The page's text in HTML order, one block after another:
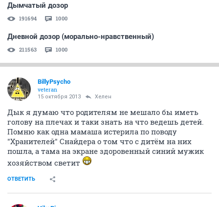
Дымчатый дозор
191694 1000
Дневной дозор (морально-нравственный)
211563 1000
BillyPsycho
veteran
15 октября 2013 Хелен
Дык я думаю что родителям не мешало бы иметь
голову на плечах и таки знать на что ведешь детей.
Помню как одна мамаша истерила по поводу
"Хранителей" Снайдера о том что с дитём на них
пошла, а тама на экране здоровенный синий мужик
хозяйством светит
ОТВЕТИТЬ